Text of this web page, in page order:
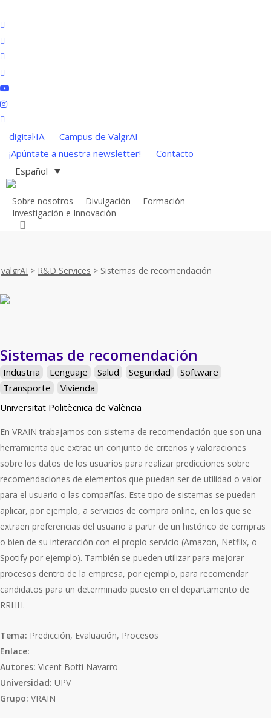
to
main
content
x-
twitter
bluesky
facebook
linkedin
youtube
instagram
tiktok
digital·IA
Campus de ValgrAI
¡Apúntate a nuestra newsletter!
Contacto
Español
Sobre nosotros Divulgación
Formación
Investigación e Innovación
Sistemas de
recomendación
valgrAI > R&D Services > Sistemas de recomendación
Sistemas de recomendación
Industria Lenguaje Salud Seguridad
Software
Transporte
Vivienda
Universitat Politècnica de València
En VRAIN trabajamos con sistema de recomendación que son una
herramienta que extrae un conjunto de criterios y valoraciones
sobre los datos de los usuarios para realizar predicciones sobre
recomendaciones de elementos que puedan ser de utilidad o valor
para el usuario o las compañías. Este tipo de sistemas se pueden
aplicar, por ejemplo, a servicios de compra online, en los que se
extraen preferencias del usuario a partir de un histórico de compras
o bien de su interacción con el propio servicio (Amazon, Netflix, o
Spotify por ejemplo). También se pueden utilizar para mejorar
procesos dentro de la empresa, por ejemplo, para recomendar
candidatos para un determinado puesto en el departamento de
RRHH.
Tema: Predicción, Evaluación, Procesos
Enlace:
Autores: Vicent Botti Navarro
Universidad: UPV
Grupo: VRAIN